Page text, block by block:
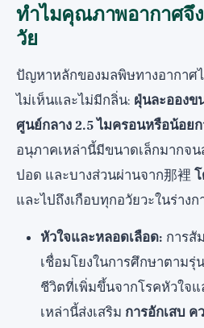
ทำไมคุณภาพอากาศจึ
วัย
ปัญหาหลักของมลพิษทางอากาศ
ไม่เห็นและไม่มีกลิ่น: ฝุ่นละอองข
ศูนย์กลาง 2.5 ไมครอนหรือน้อย
อนุภาคเหล่านี้มีขนาดเล็กมากจน
ปอด และบางส่วนผ่านจาก那裡
และไปถึงเกือบทุกอวัยวะในร่างก
หัวใจและหลอดเลือด: การสั
เชื่อมโยงในการศึกษาตาม
ชีวิตที่เพิ่มขึ้นจากโรคหัวใจ
เหล่านี้ส่งเสริม การอักเสบ ค